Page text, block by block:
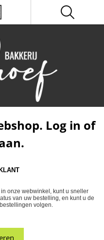
Log in of
onze webwinkel, kunt u sneller
van uw bestelling, en kunt u de
volgen.